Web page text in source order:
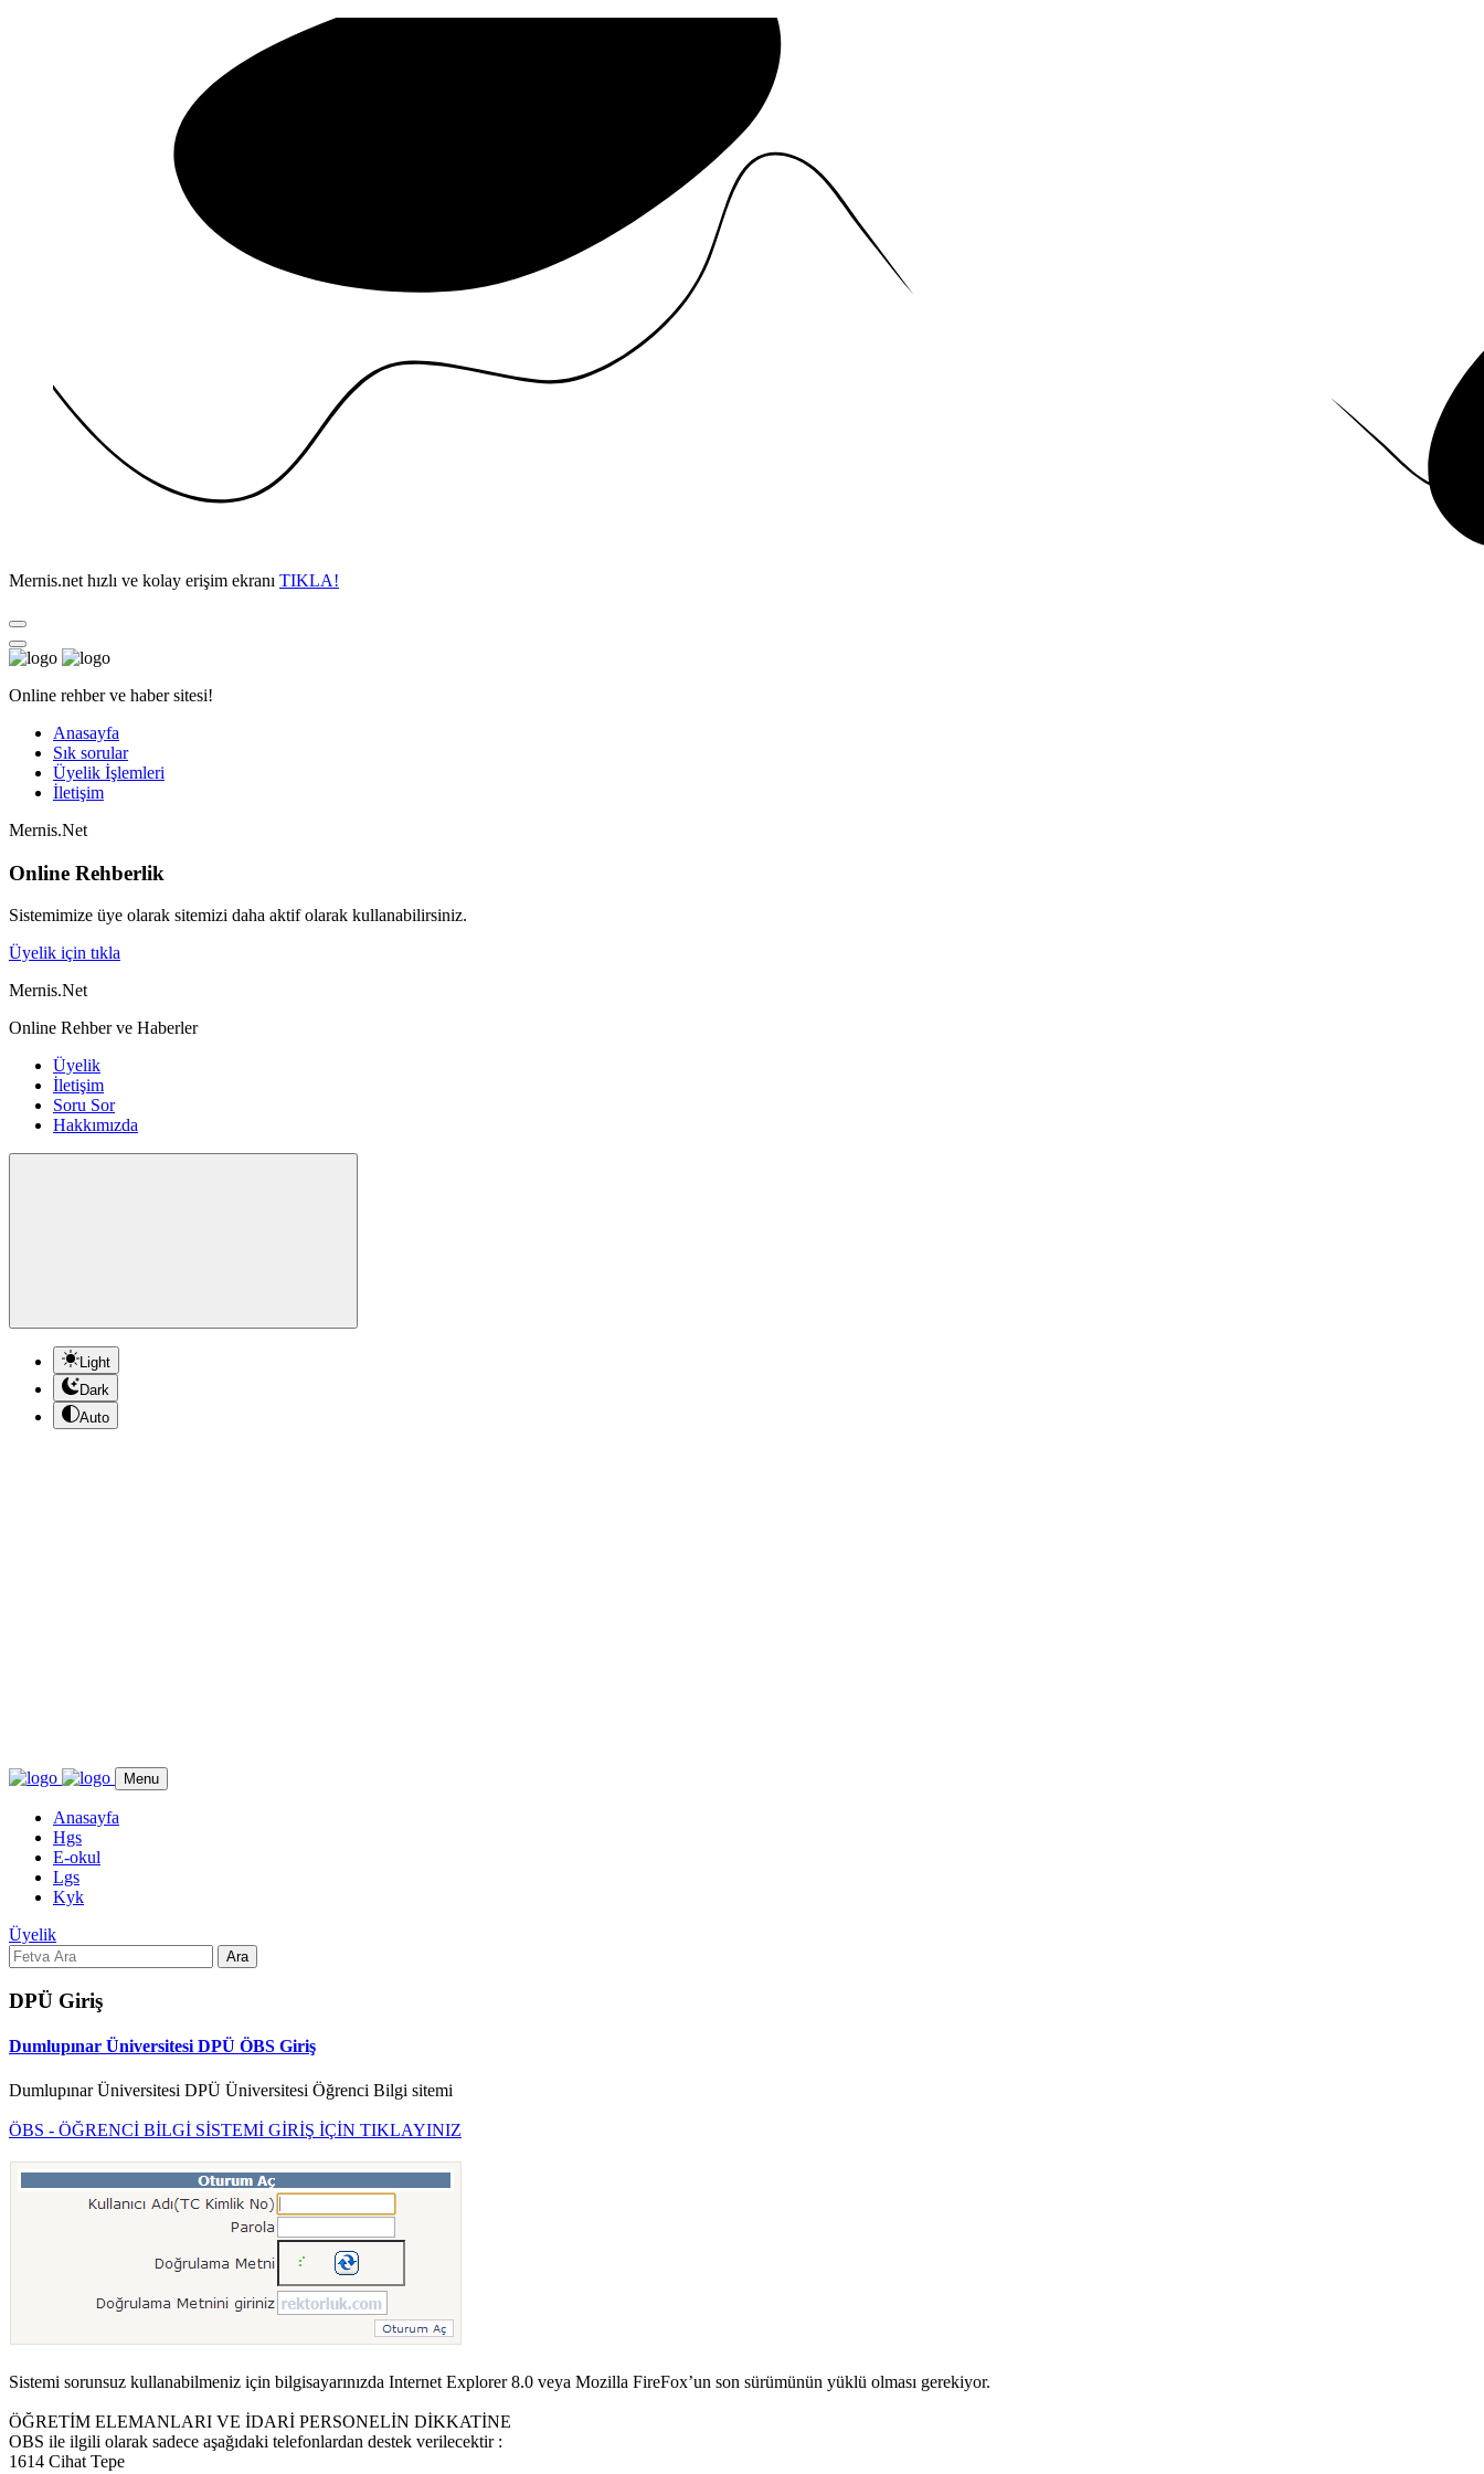
Mernis.net hızlı ve kolay erişim ekranı TIKLA!
Online rehber ve haber sitesi!
Anasayfa
Sık sorular
Üyelik İşlemleri
İletişim
Mernis.Net
Online Rehberlik
Sistemimize üye olarak sitemizi daha aktif olarak kullanabilirsiniz.
Üyelik için tıkla
Mernis.Net
Online Rehber ve Haberler
Üyelik
İletişim
Soru Sor
Hakkımızda
Light
Dark
Auto
Menu
Anasayfa
Hgs
E-okul
Lgs
Kyk
Üyelik
Ara
DPÜ Giriş
Dumlupınar Üniversitesi DPÜ ÖBS Giriş
Dumlupınar Üniversitesi DPÜ Üniversitesi Öğrenci Bilgi sitemi
ÖBS - ÖĞRENCİ BİLGİ SİSTEMİ GİRİŞ İÇİN TIKLAYINIZ
Sistemi sorunsuz kullanabilmeniz için bilgisayarınızda Internet Explorer 8.0 veya Mozilla FireFox’un son sürümünün yüklü olması gerekiyor.
ÖĞRETİM ELEMANLARI VE İDARİ PERSONELİN DİKKATİNE
OBS ile ilgili olarak sadece aşağıdaki telefonlardan destek verilecektir :
1614 Cihat Tepe